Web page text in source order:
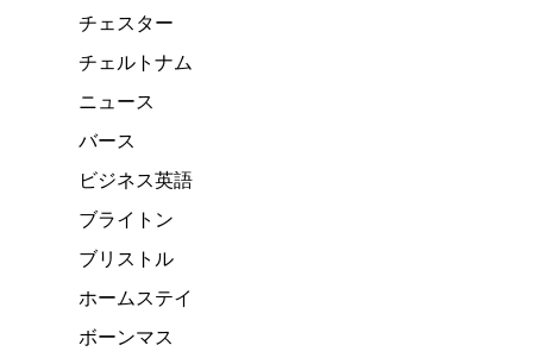
チェスター
チェルトナム
ニュース
バース
ビジネス英語
ブライトン
ブリストル
ホームステイ
ボーンマス